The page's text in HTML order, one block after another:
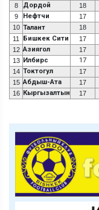
8 Дордой 18
9 Нефтчи 17
10 Талант 18
11
Бишкек Сити 17
12 Азиягол 17
13 Илбирс 17
14 Токтогул 17
15 Абдыш-Ата 17
16 Кыргызалтын 17